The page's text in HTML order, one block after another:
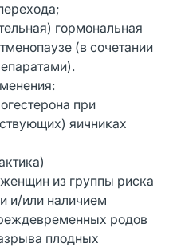
гормональная
(в сочетании
при
яичниках
из группы риска
и/или наличием
родов
плодных